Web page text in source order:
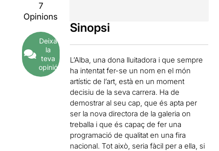
7
Opinions
Deixa
la
teva
opinió
Sinopsi
L’Alba, una dona lluitadora i que sempre
ha intentat fer-se un nom en el món
artístic de l’art, està en un moment
decisiu de la seva carrera. Ha de
demostrar al seu cap, que és apta per
ser la nova directora de la galeria on
treballa i que és capaç de fer una
programació de qualitat en una fira
nacional. Tot això, seria fàcil per a ella, si